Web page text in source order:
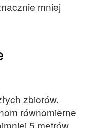
mniej
zbiorów.
równomierne